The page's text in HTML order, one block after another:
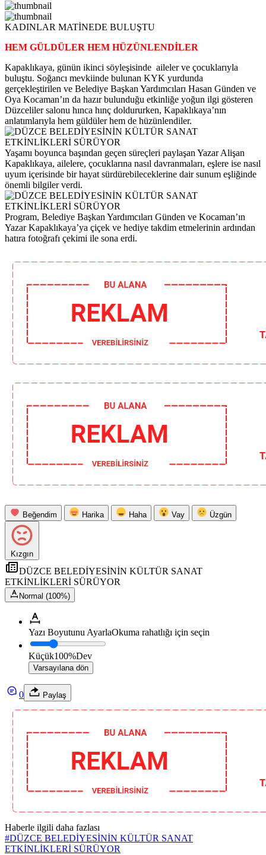
KADINLAR MATİNEDE BULUŞTU
HEM GÜLDÜLER HEM HÜZÜNLENDİLER
Kapaklıkaya, günün ikinci söyleşisinde aileler ve çocuklarıyla
buluştu. Soğancı mevkiinde bulunan KYK yurdunda
gerçekleştirilen ve Belediye Başkan Yardımcıları Hasan Günden ve
Oya Kocaman’ın da hazır bulunduğu etkinliğe yoğun ilgi gösteren
Düzceliler salonu hınca hınç doldururken, Kapaklıkaya’nın
anlatımlarıyla hem güldüler hem de hüzünlendiler.
Yaşamı boyunca başından geçen süreçleri paylaşan Yazar Alişan
Kapaklıkaya, ailelere, çocuklarına nasıl davranmaları, eşlere ise nasıl
uyum içerisinde bir hayat sürdürebileceklerine dair sunum eşliğinde
önemli bilgiler verdi.
Program, Belediye Başkan Yardımcıları Günden ve Kocaman’ın
Yazar Kapaklıkaya’ya çiçek ve hediye takdim etmelerinin ardından
hatıra fotoğrafı çekimi ile sona erdi.
Beğendim Harika Haha Vay Üzgün
Kızgın
DÜZCE BELEDİYESİNİN KÜLTÜR SANAT
ETKİNLİKLERİ SÜRÜYOR
Normal (100%)
Yazı Boyutunu AyarlaOkuma rahatlığı için seçin
Küçük100%Dev
Varsayılana dön
0 Paylaş
Haberle ilgili daha fazlası
#DÜZCE BELEDİYESİNİN KÜLTÜR SANAT
ETKİNLİKLERİ SÜRÜYOR